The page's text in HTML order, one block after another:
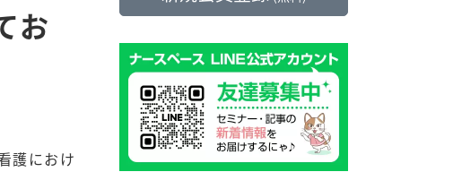
お
護におけ